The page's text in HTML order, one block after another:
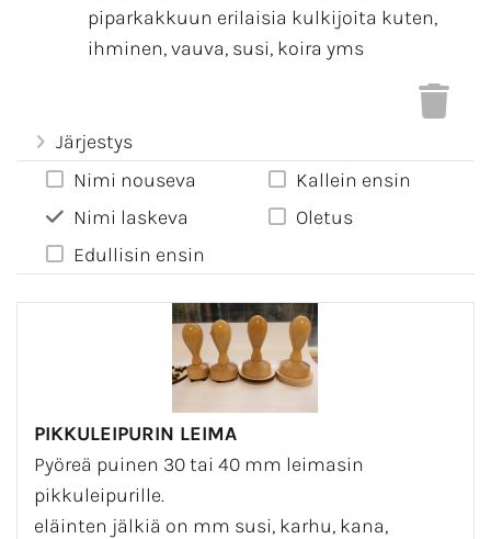
piparkakkuun erilaisia kulkijoita kuten,
ihminen, vauva, susi, koira yms
Järjestys
Nimi nouseva
Nimi laskeva
Edullisin ensin
Kallein ensin
Oletus
PIKKULEIPURIN LEIMA
Pyöreä puinen 30 tai 40 mm leimasin
pikkuleipurille.
eläinten jälkiä on mm susi, karhu, kana,